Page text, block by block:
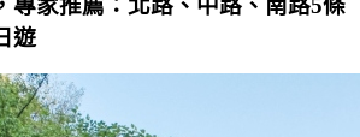
專家推薦：北路、中路、南路5條
遊